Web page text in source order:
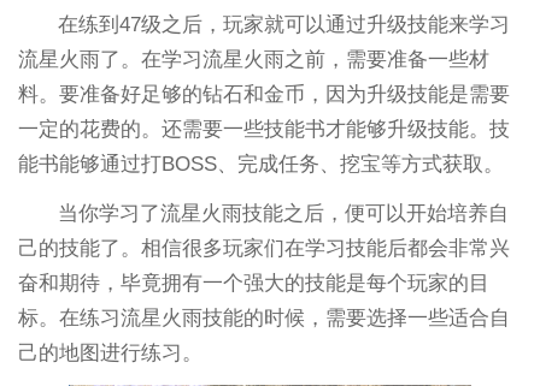
在练到47级之后，玩家就可以通过升级技能来学习
流星火雨了。在学习流星火雨之前，需要准备一些材
料。要准备好足够的钻石和金币，因为升级技能是需要
一定的花费的。还需要一些技能书才能够升级技能。技
能书能够通过打BOSS、完成任务、挖宝等方式获取。
当你学习了流星火雨技能之后，便可以开始培养自
己的技能了。相信很多玩家们在学习技能后都会非常兴
奋和期待，毕竟拥有一个强大的技能是每个玩家的目
标。在练习流星火雨技能的时候，需要选择一些适合自
己的地图进行练习。